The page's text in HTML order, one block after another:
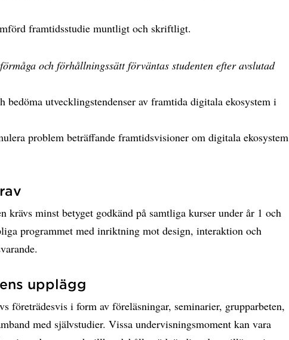
framtidsstudie muntligt och skriftligt.
och förhållningssätt förväntas studenten efter avslutad
bedöma utvecklingstendenser av framtida digitala ekosystem i
problem beträffande framtidsvisioner om digitala ekosystem
krävs minst betyget godkänd på samtliga kurser under år 1 och
programmet med inriktning mot design, interaktion och
upplägg
företrädesvis i form av föreläsningar, seminarier, grupparbeten,
med självstudier. Vissa undervisningsmoment kan vara